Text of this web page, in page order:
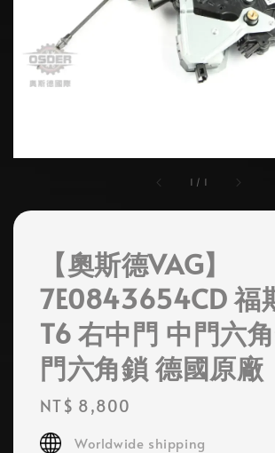
1 / 1
【奧斯德VAG】
7E0843654CD 福
T6 右中門 中門六
門六角鎖 德國原廠
Regular
price
NT$ 8,800
Worldwide shipping